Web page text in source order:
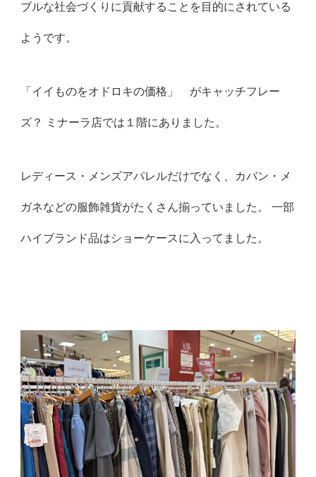
ブルな社会づくりに貢献することを目的にされている
ようです。
「イイものをオドロキの価格」 がキャッチフレー
ズ？ ミナーラ店では１階にありました。
レディース・メンズアパレルだけでなく、カバン・メ
ガネなどの服飾雑貨がたくさん揃っていました。 一部
ハイブランド品はショーケースに入ってました。